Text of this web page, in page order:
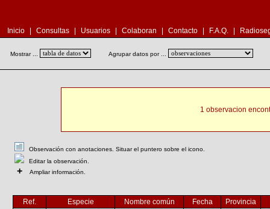
Inicio Consultas Usuarios Colaboran Contacto F.A.Q.
Mostrar ... Agrupar datos por ...
1 observacion
Observación con anotaciones. Situar el puntero sobre el icono.
Editar la observación.
+ Ampliar información.
Ref. Especie Nombre común Fecha
Provincia